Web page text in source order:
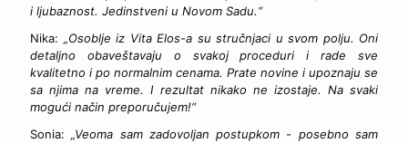
i ljubaznost. Jedinstveni u Novom Sadu.“
Nika: „Osoblje iz Vita Elos-a su stručnjaci u svom polju. Oni
detaljno obaveštavaju o svakoj proceduri i rade sve
kvalitetno i po normalnim cenama. Prate novine i upoznaju se
sa njima na vreme. I rezultat nikako ne izostaje. Na svaki
mogući način preporučujem!“
Sonia: „Veoma sam zadovoljan postupkom - posebno sam